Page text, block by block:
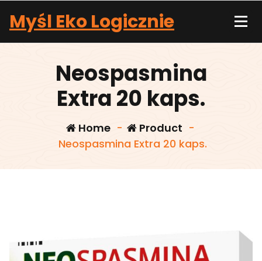
content
Myśl Eko Logicznie
Neospasmina
Extra 20 kaps.
Home- Product -
Neospasmina Extra 20 kaps.